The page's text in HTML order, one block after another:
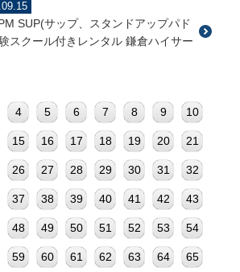
SUP(サップ、スタンドアップパド
スクール付きレンタル 鎌倉ハイサー
4 5 6 7 8 9 10
15 16 17 18 19 20 21
26 27 28 29 30 31 32
37 38 39 40 41 42 43
48 49 50 51 52 53 54
59 60 61 62 63 64 65